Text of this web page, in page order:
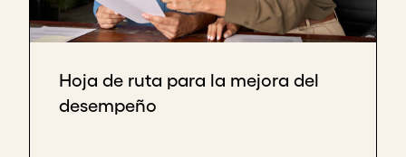
mejores soluciones surgen desde adentro.
Andrea Escobar, Cofundadora & Directora,
Habilidades, conocimientos, prácticas. Nosotros
tenemos, creo, en particular dos estrategias.
Hoja de ruta para la mejora del
desempeño